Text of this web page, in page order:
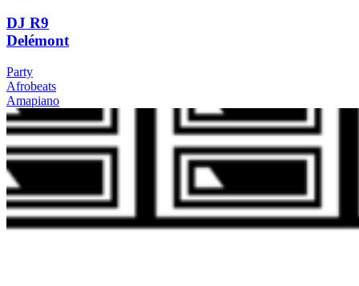
DJ R9
Delémont
Party
Afrobeats
Amapiano